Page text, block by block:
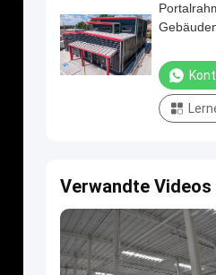
Verwandte Videos